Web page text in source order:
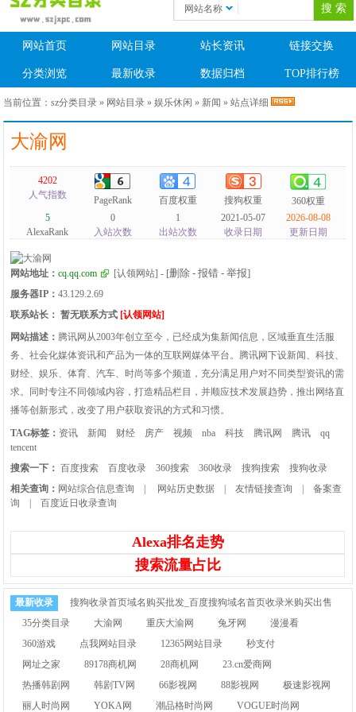
网站名称
网站首页 网站目录 站长资讯 链接交换
分类浏览 最新收录 数据归档 TOP排行榜
当前位置：sz分类目录 » 网站目录 »娱乐休闲 » 新闻 » 站点详细
大渝网
4202
人气指数
PageRank 百度权重 搜狗权重
360权重
5
AlexaRank
0
入站次数
1
出站次数
2021-05-07
收录日期
2026-08-08
更新日期
网站地址：cq.qq.com [认领网站] - [删除 - 报错 - 举报]
服务器IP：43.129.2.69
联系站长： 暂无联系方式 [认领网站]
网站描述： 腾讯网从2003年创立至今，已经成为集新闻信息，区域垂直生活服
务、社会化媒体资讯和产品为一体的互联网媒体平台。腾讯网下设新闻、科技、
财经、娱乐、体育、汽车、时尚等多个频道，充分满足用户对不同类型资讯的需
求。同时专注不同领域内容，打造精品栏目，并顺应技术发展趋势，推出网络直
播等创新形式，改变了用户获取资讯的方式和习惯。
TAG标签： 资讯 新闻 财经 房产 视频 nba 科技 腾讯网 腾讯
qq
tencent
搜索一下： 百度搜索 百度收录 360搜索 360收录 搜狗搜索
搜狗收录
相关查询： 网站综合信息查询 网站历史数据 |友情链接查询 |备案查
询
|百度近日收录查询
Alexa排名走势
搜索流量占比
最新收录
搜狗收录首页域名购买批发_百度搜狗域名首页收录米购买出售
35分类目录
大渝网 重庆大渝网 兔牙网
漫漫看
360游戏
点我网站目录 12365网站目录
秒支付
网址之家
89178商机网 28商机网
23.cn爱商网
热播韩剧网
韩剧TV网 66影视网 88影视网
极速影视网
丽人时尚网
YOKA网 潮品格时尚网 VOGUE时尚网